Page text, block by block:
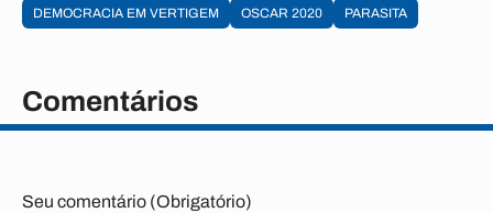
DEMOCRACIA EM VERTIGEM
OSCAR 2020 PARASITA
Comentários
Seu comentário (Obrigatório)